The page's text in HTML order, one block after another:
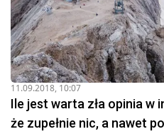
11.09.2018, 10:07
Ile jest warta zła opinia w
że zupełnie nic, a nawet